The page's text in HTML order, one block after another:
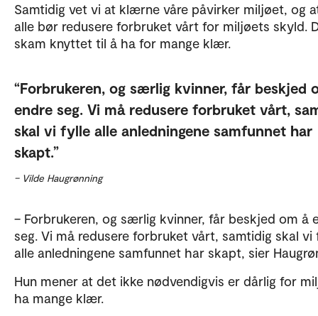
Samtidig vet vi at klærne våre påvirker miljøet, og
alle bør redusere forbruket vårt for miljøets skyld.
skam knyttet til å ha for mange klær.
Forbrukeren, og særlig kvinner, får beskjed
endre seg. Vi må redusere forbruket vårt,
skal vi fylle alle anledningene samfunnet har
skapt.
– Vilde Haugrønning
– Forbrukeren, og særlig kvinner, får beskjed om å
seg. Vi må redusere forbruket vårt, samtidig skal vi
alle anledningene samfunnet har skapt, sier
Hun mener at det ikke nødvendigvis er dårlig for
ha mange klær.